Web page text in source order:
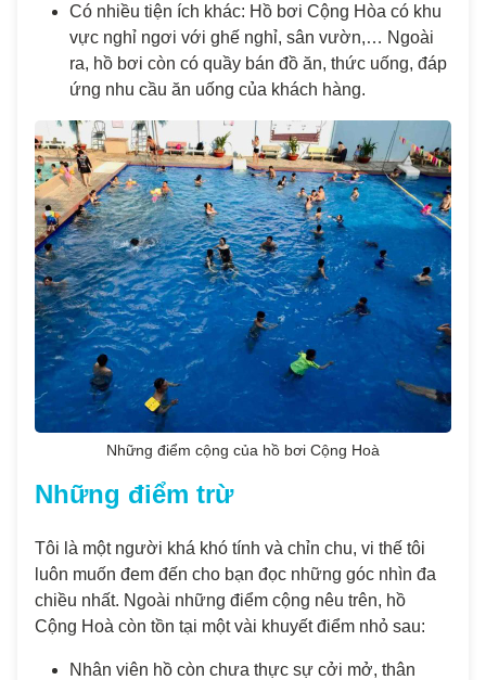
Có nhiều tiện ích khác: Hồ bơi Cộng Hòa có khu
vực nghỉ ngơi với ghế nghỉ, sân vườn,… Ngoài
ra, hồ bơi còn có quầy bán đồ ăn, thức uống, đáp
ứng nhu cầu ăn uống của khách hàng.
Những điểm cộng của hồ bơi Cộng Hoà
Những điểm trừ
Tôi là một người khá khó tính và chỉn chu, vi thế tôi
luôn muốn đem đến cho bạn đọc những góc nhìn đa
chiều nhất. Ngoài những điểm cộng nêu trên, hồ
Cộng Hoà còn tồn tại một vài khuyết điểm nhỏ sau:
Nhân viên hồ còn chưa thực sự cởi mở, thân